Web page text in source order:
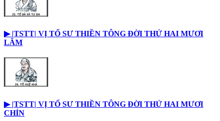
▶︎ |TSTT| VỊ TỔ SƯ THIỀN TÔNG ĐỜI THỨ HAI MƯƠI
LĂM
▶︎ |TSTT| VỊ TỔ SƯ THIỀN TÔNG ĐỜI THỨ HAI MƯƠI
CHÍN